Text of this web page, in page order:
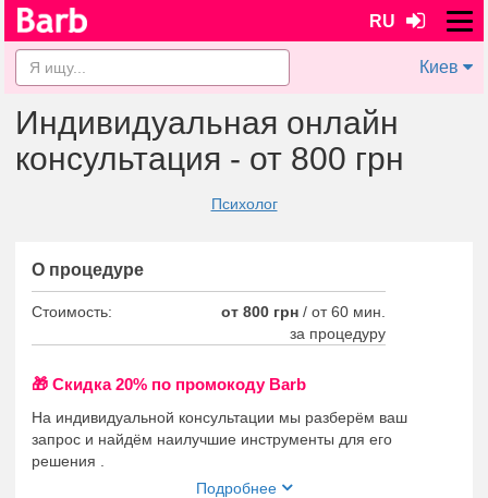
RU
Киев
Индивидуальная онлайн
консультация - от 800 грн
Психолог
О процедуре
Стоимость: от 800 грн / от 60 мин.
за процедуру
🎁 Cкидка 20% по промокоду Barb
На индивидуальной консультации мы разберём ваш
запрос и найдём наилучшие инструменты для его
решения .
Подробнее